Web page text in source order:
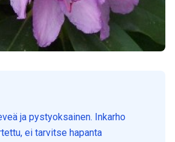
ja pystyoksainen. Inkarho
ei tarvitse hapanta